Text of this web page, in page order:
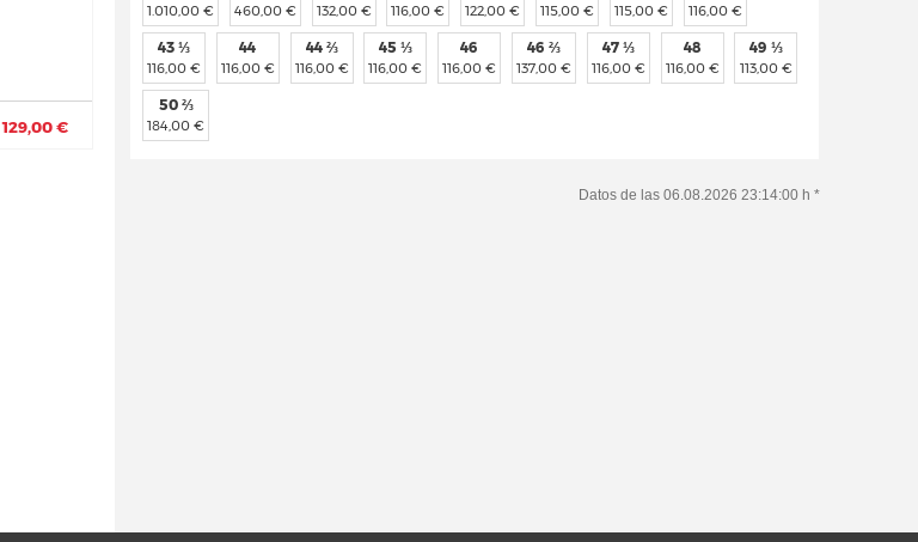
129,00 €
1.010,00 € 460,00 € 132,00 € 116,00 € 122,00 € 115,00 € 115,00 € 116,00 €
43 ⅓
116,00 €
44
116,00 €
44 ⅔
116,00 €
45 ⅓
116,00 €
46
116,00 €
46 ⅔
137,00 €
47 ⅓
116,00 €
48
116,00 €
49 ⅓
113,00 €
50 ⅔
184,00 €
Datos de las 06.08.2026 23:14:00 h *